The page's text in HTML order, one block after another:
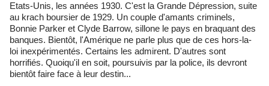
Etats-Unis, les années 1930. C'est la Grande Dépression, suite
au krach boursier de 1929. Un couple d'amants criminels,
Bonnie Parker et Clyde Barrow, sillone le pays en braquant des
banques. Bientôt, l'Amérique ne parle plus que de ces hors-la-
loi inexpérimentés. Certains les admirent. D'autres sont
horrifiés. Quoiqu'il en soit, poursuivis par la police, ils devront
bientôt faire face à leur destin...